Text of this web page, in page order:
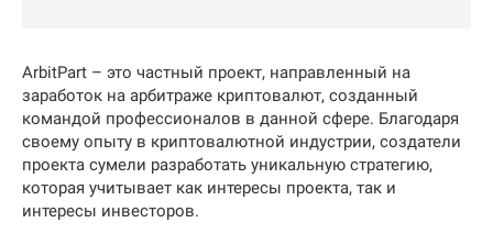
ArbitPart – это частный проект, направленный на
заработок на арбитраже криптовалют, созданный
командой профессионалов в данной сфере. Благодаря
своему опыту в криптовалютной индустрии, создатели
проекта сумели разработать уникальную стратегию,
которая учитывает как интересы проекта, так и
интересы инвесторов.